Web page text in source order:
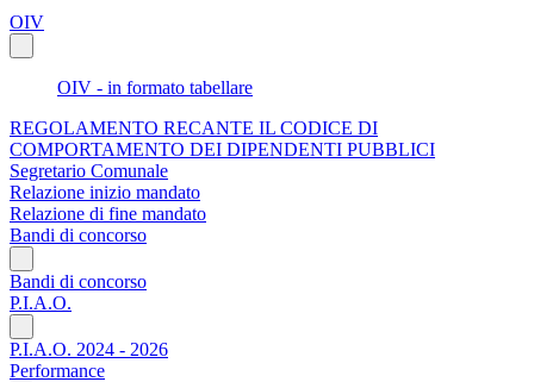
OIV
OIV - in formato tabellare
REGOLAMENTO RECANTE IL CODICE DI
COMPORTAMENTO DEI DIPENDENTI PUBBLICI
Segretario Comunale
Relazione inizio mandato
Relazione di fine mandato
Bandi di concorso
Bandi di concorso
P.I.A.O.
P.I.A.O. 2024 - 2026
Performance